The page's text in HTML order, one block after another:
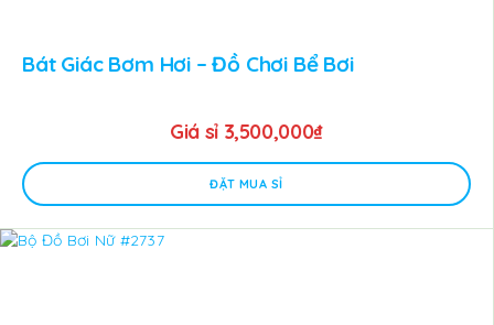
Bát Giác Bơm Hơi – Đồ Chơi Bể Bơi
Giá sỉ 3,500,000₫
ĐẶT MUA SỈ